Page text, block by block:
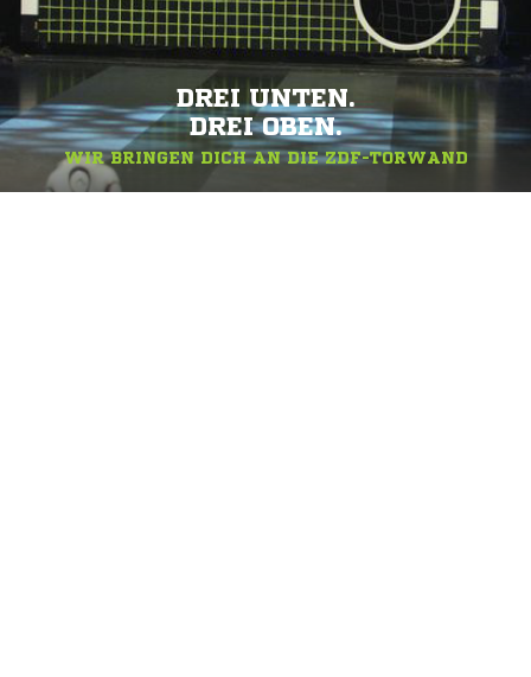
DREI UNTEN.
DREI OBEN.
WIR BRINGEN DICH AN DIE ZDF-TORWAND